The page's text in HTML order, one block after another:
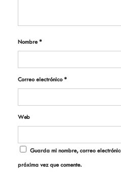
Nombre *
Correo electrónico *
Web
Guarda mi nombre, correo
próxima vez que comente.